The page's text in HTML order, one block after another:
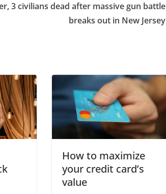
3 civilians dead after massive gun battle
breaks out in New Jersey
How to maximize
your credit card’s
value